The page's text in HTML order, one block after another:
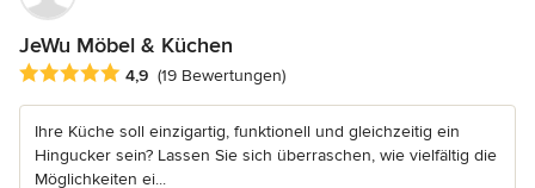
JeWu Möbel & Küchen
Durchschnittliche Bewertung: 4.9 von 5 Sternen
4,9 (19 Bewertungen)
Ihre Küche soll einzigartig, funktionell und gleichzeitig ein
Hingucker sein? Lassen Sie sich überraschen, wie vielfältig die
Möglichkeiten ei...